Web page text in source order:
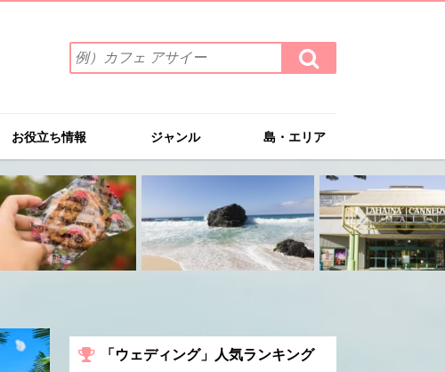
索
ワ
を
入
力
(例）
カ
フ
ェ
イ
ー
検
索
す
お役立ち情報 ジャンル 島・エリア
「ウェディング」人気ランキング